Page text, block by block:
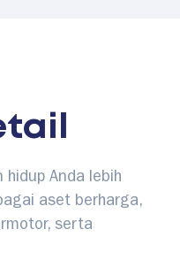
Anda lebih
aset berharga,
serta